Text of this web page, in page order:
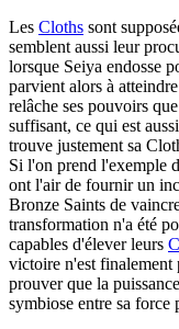
Les Cloths sont
semblent aussi leur
lorsque Seiya endosse
parvient alors à
relâche ses pouvoirs
suffisant, ce qui est
trouve justement sa
Si l'on prend l'exemple
ont l'air de fournir un
Bronze Saints de
transformation n'a été
capables d'élever leurs
victoire n'est finalement
prouver que la
symbiose entre sa force